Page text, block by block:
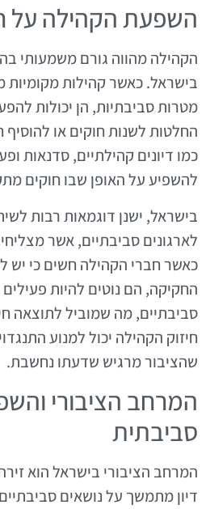
השפעת הקהילה על
הקהילה מהווה גורם משמעותי
בישראל. כאשר קהילות
מטרות סביבתיות, הן יכולות
החלטות לשנות חוקים או
כמו דיונים קהילתיים, סדנאות
להשפיע על האופן שבו חוקים
בישראל, ישנן דוגמאות רבות
לארגונים סביבתיים, אשר
כאשר חברי הקהילה חשים כי
החקיקה, הם נוטים להיות
סביבתיים, מה שמוביל לתוצאה
חיזוק הקהילה יכול למנוע
שהציבור מרגיש שדעתו נחשבת.
המרחב הציבורי
סביבתית
המרחב הציבורי בישראל הוא
דיון מתמשך על נושאים